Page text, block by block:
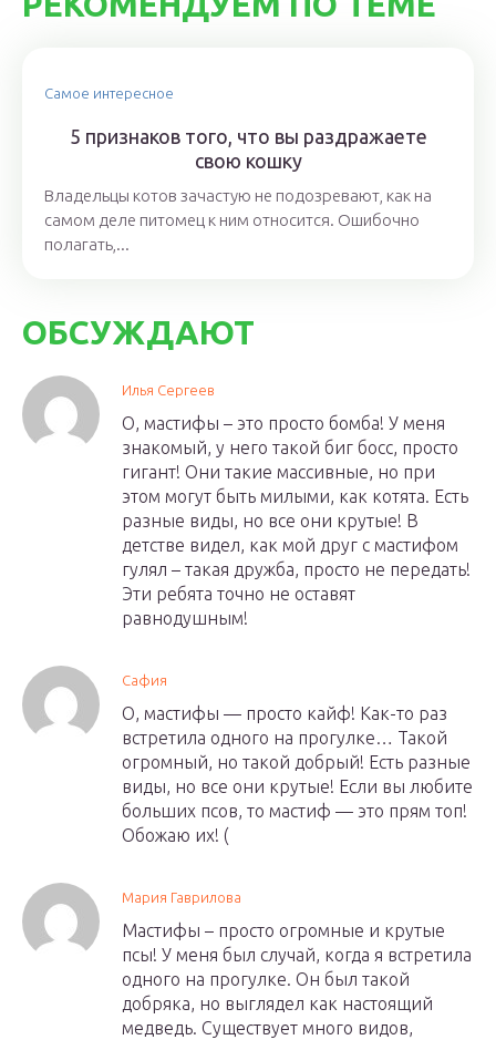
Самое интересное
5 признаков того, что вы раздражаете
свою кошку
Владельцы котов зачастую не подозревают, как на
самом деле питомец к ним относится. Ошибочно
полагать,...
ОБСУЖДАЮТ
Илья Сергеев
О, мастифы – это просто бомба! У меня
знакомый, у него такой биг босс, просто
гигант! Они такие массивные, но при
этом могут быть милыми, как котята. Есть
разные виды, но все они крутые! В
детстве видел, как мой друг с мастифом
гулял – такая дружба, просто не передать!
Эти ребята точно не оставят
равнодушным!
Сафия
О, мастифы — просто кайф! Как-то раз
встретила одного на прогулке… Такой
огромный, но такой добрый! Есть разные
виды, но все они крутые! Если вы любите
больших псов, то мастиф — это прям топ!
Обожаю их! (
Мария Гаврилова
Мастифы – просто огромные и крутые
псы! У меня был случай, когда я встретила
одного на прогулке. Он был такой
добряка, но выглядел как настоящий
медведь. Существует много видов,